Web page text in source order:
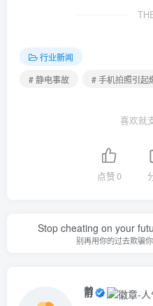
行业新闻
# 静电事故
# 手机拍照引起
喜欢就
点赞0
Stop cheating on your
别再用你的过去欺骗
静电防护